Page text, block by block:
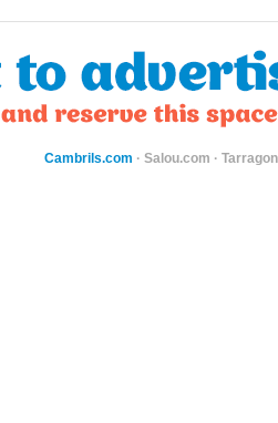
Cambrils.com · Salou.com ·